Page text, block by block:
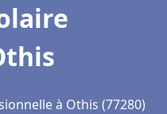
à Othis (77280)